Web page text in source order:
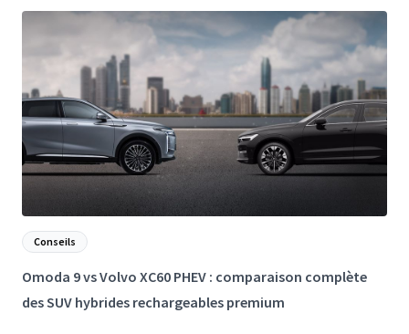
Conseils
Omoda 9 vs Volvo XC60 PHEV : comparaison complète
des SUV hybrides rechargeables premium